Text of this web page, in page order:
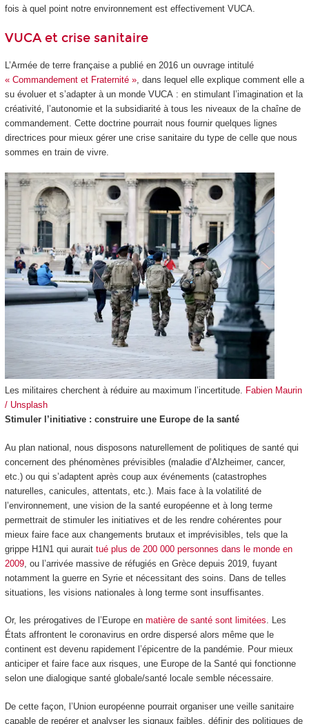
fois à quel point notre environnement est effectivement VUCA.
VUCA et crise sanitaire
L’Armée de terre française a publié en 2016 un ouvrage intitulé
« Commandement et Fraternité », dans lequel elle explique comment elle a
su évoluer et s’adapter à un monde VUCA : en stimulant l’imagination et la
créativité, l’autonomie et la subsidiarité à tous les niveaux de la chaîne de
commandement. Cette doctrine pourrait nous fournir quelques lignes
directrices pour mieux gérer une crise sanitaire du type de celle que nous
sommes en train de vivre.
Les militaires cherchent à réduire au maximum l’incertitude. Fabien Maurin
/ Unsplash
Stimuler l’initiative : construire une Europe de la santé
Au plan national, nous disposons naturellement de politiques de santé qui
concernent des phénomènes prévisibles (maladie d’Alzheimer, cancer,
etc.) ou qui s’adaptent après coup aux événements (catastrophes
naturelles, canicules, attentats, etc.). Mais face à la volatilité de
l’environnement, une vision de la santé européenne et à long terme
permettrait de stimuler les initiatives et de les rendre cohérentes pour
mieux faire face aux changements brutaux et imprévisibles, tels que la
grippe H1N1 qui aurait tué plus de 200 000 personnes dans le monde en
2009, ou l’arrivée massive de réfugiés en Grèce depuis 2019, fuyant
notamment la guerre en Syrie et nécessitant des soins. Dans de telles
situations, les visions nationales à long terme sont insuffisantes.
Or, les prérogatives de l’Europe en matière de santé sont limitées. Les
États affrontent le coronavirus en ordre dispersé alors même que le
continent est devenu rapidement l’épicentre de la pandémie. Pour mieux
anticiper et faire face aux risques, une Europe de la Santé qui fonctionne
selon une dialogique santé globale/santé locale semble nécessaire.
De cette façon, l’Union européenne pourrait organiser une veille sanitaire
capable de repérer et analyser les signaux faibles, définir des politiques de